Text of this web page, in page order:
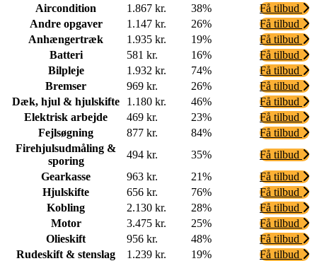
Aircondition
1.867 kr. 38%
Få tilbud
Andre opgaver
1.147 kr. 26%
Få tilbud
Anhængertræk
1.935 kr. 19%
Få tilbud
Batteri
581 kr. 16%
Få tilbud
Bilpleje
1.932 kr. 74%
Få tilbud
Bremser
969 kr. 26%
Få tilbud
Dæk, hjul & hjulskifte
1.180 kr. 46%
Få tilbud
Elektrisk arbejde
469 kr. 23%
Få tilbud
Fejlsøgning
877 kr. 84%
Få tilbud
Firehjulsudmåling &
sporing
494 kr. 35%
Få tilbud
Gearkasse
963 kr. 21%
Få tilbud
Hjulskifte
656 kr. 76%
Få tilbud
Kobling
2.130 kr. 28%
Få tilbud
Motor
3.475 kr. 25%
Få tilbud
Olieskift
956 kr. 48%
Få tilbud
Rudeskift & stenslag
1.239 kr. 19%
Få tilbud